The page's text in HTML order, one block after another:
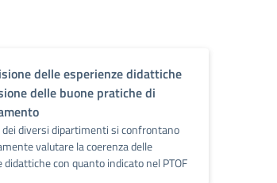
delle esperienze didattiche
delle buone pratiche di
dei diversi dipartimenti si confrontano
valutare la coerenza delle
didattiche con quanto indicato nel PTOF